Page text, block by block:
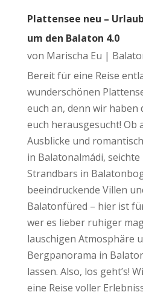
Plattensee neu –
um den Balaton 4.0
von Marischa Eu |
Bereit für eine Reise
wunderschönen
euch an, denn wir
euch herausgesucht! Ob
Ausblicke und
in Balatonalmádi,
Strandbars in
beeindruckende Villen
Balatonfüred – hier ist
wer es lieber ruhiger
lauschigen Atmosphäre
Bergpanorama in
lassen. Also, los geht’s!
eine Reise voller